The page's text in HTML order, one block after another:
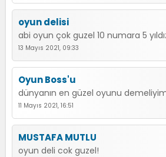
oyun delisi
abi oyun çok guzel 10 numara 5
13 Mayıs 2021, 09:33
Oyun Boss'u
dünyanın en güzel oyunu
11 Mayıs 2021, 16:51
MUSTAFA MUTLU
oyun deli cok guzel!